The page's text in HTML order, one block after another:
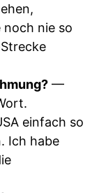
noch nie so
—
einfach so
Ich habe